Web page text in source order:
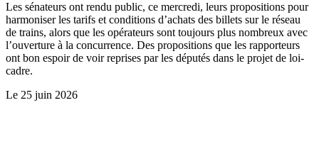
Les sénateurs ont rendu public, ce mercredi, leurs propositions pour
harmoniser les tarifs et conditions d’achats des billets sur le réseau
de trains, alors que les opérateurs sont toujours plus nombreux avec
l’ouverture à la concurrence. Des propositions que les rapporteurs
ont bon espoir de voir reprises par les députés dans le projet de loi-
cadre.
Le 25 juin 2026